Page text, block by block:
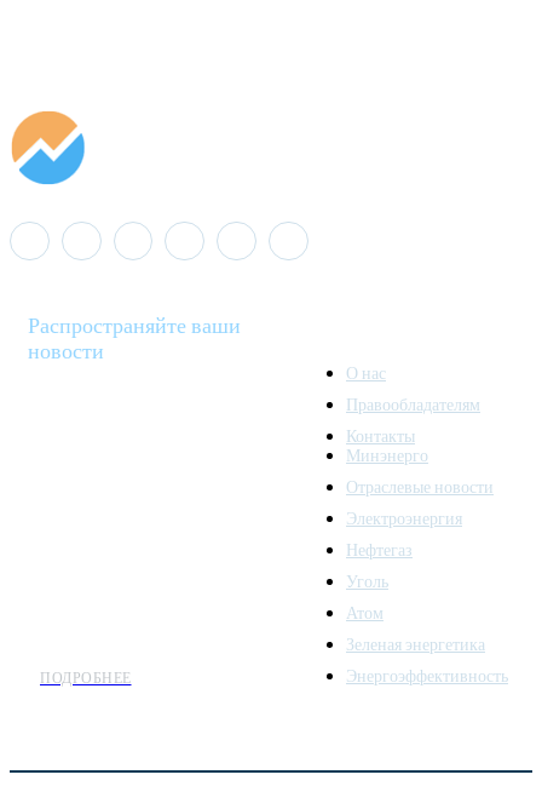
Распространяйте ваши
новости
ПОДРОБНЕЕ
О нас
Правообладателям
Контакты
Минэнерго
Отраслевые новости
Электроэнергия
Нефтегаз
Уголь
Атом
Зеленая энергетика
Энергоэффективность